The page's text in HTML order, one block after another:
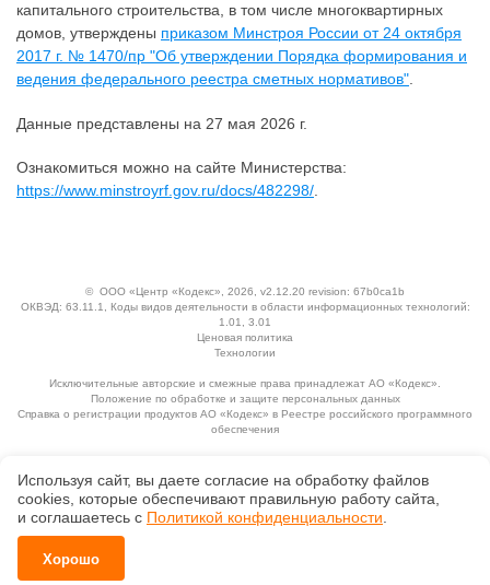
капитального строительства, в том числе многоквартирных
домов, утверждены приказом Минстроя России от 24 октября
2017 г. № 1470/пр "Об утверждении Порядка формирования и
ведения федерального реестра сметных нормативов"
Данные представлены на 27 мая 2026 г.
Ознакомиться можно на сайте Министерства:
https://www.minstroyrf.gov.ru/docs/482298/
© ООО «Центр «Кодекс» , 2026, v2.12.20 revision: 67b0ca1b
ОКВЭД: 63.11.1, Коды видов деятельности в области информационных технологий:
1.01, 3.01
Ценовая политика
Технологии
Исключительные авторские и смежные права принадлежат АО «Кодекс».
Положение по обработке и защите персональных данных
Справка о регистрации продуктов АО «Кодекс» в Реестре российского программного
обеспечения
Используя сайт, вы даете согласие на обработку файлов
сооkiеs, которые обеспечивают правильную работу сайта,
и соглашаетесь с Политикой конфиденциальности
Хорошо